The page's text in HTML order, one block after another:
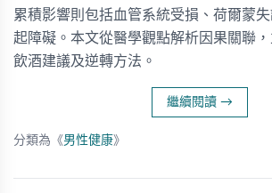
累積影響則包括血管系統受損、荷爾蒙
起障礙。本文從醫學觀點解析因果關聯
飲酒建議及逆轉方法。
繼續閱讀 →
分類為《男性健康》